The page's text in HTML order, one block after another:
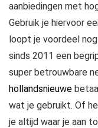
aanbiedingen met
Gebruik je hiervoor
loopt je voordeel
sinds 2011 een
super betrouwbare
hollandsnieuwe
wat je gebruikt. Of
je altijd waar je aan